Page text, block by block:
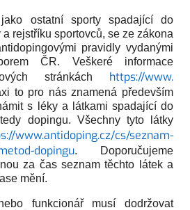
ostatní sporty spadající do
rejstříku sportovců, se ze zákona
pravidly vydanými
ČR. Veškeré informace
stránkách https://www.
to pro nás znamená především
s léky a látkami spadající do
dopingu. Všechny tyto látky
www.antidoping.cz/cs/seznam-
dopingu. Doporučujeme
za čas seznam těchto látek a
mění.
funkcionář musí dodržovat